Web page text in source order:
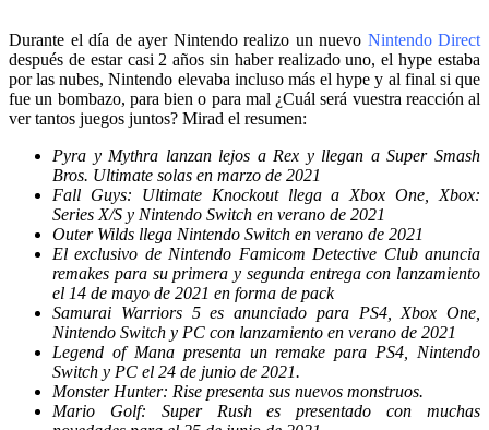
Durante el día de ayer Nintendo realizo un nuevo Nintendo Direct
después de estar casi 2 años sin haber realizado uno, el hype estaba
por las nubes, Nintendo elevaba incluso más el hype y al final si que
fue un bombazo, para bien o para mal ¿Cuál será vuestra reacción al
ver tantos juegos juntos? Mirad el resumen:
Pyra y Mythra lanzan lejos a Rex y llegan a Super Smash
Bros. Ultimate solas en marzo de 2021
Fall Guys: Ultimate Knockout llega a Xbox One, Xbox:
Series X/S y Nintendo Switch en verano de 2021
Outer Wilds llega Nintendo Switch en verano de 2021
El exclusivo de Nintendo Famicom Detective Club anuncia
remakes para su primera y segunda entrega con lanzamiento
el 14 de mayo de 2021 en forma de pack
Samurai Warriors 5 es anunciado para PS4, Xbox One,
Nintendo Switch y PC con lanzamiento en verano de 2021
Legend of Mana presenta un remake para PS4, Nintendo
Switch y PC el 24 de junio de 2021.
Monster Hunter: Rise presenta sus nuevos monstruos.
Mario Golf: Super Rush es presentado con muchas